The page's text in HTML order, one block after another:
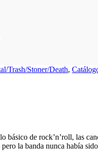
Trash/Stoner/Death,
básico de rock’n’roll, las
la banda nunca había